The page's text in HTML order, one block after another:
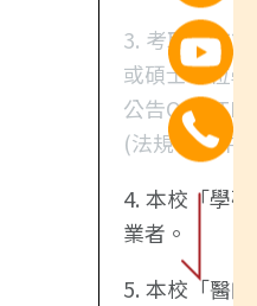
3. 考取本校
或碩士學位
公告QS或
(法規修正中
4. 本校「學
業者。
5. 本校「醫